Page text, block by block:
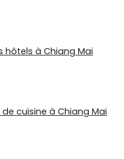
hôtels à Chiang Mai
cuisine à Chiang Mai